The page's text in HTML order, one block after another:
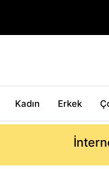
Kadın Erkek